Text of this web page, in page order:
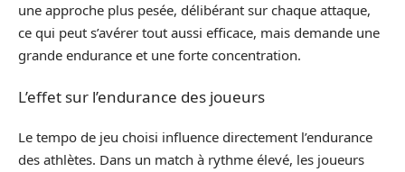
une approche plus pesée, délibérant sur chaque attaque,
ce qui peut s’avérer tout aussi efficace, mais demande une
grande endurance et une forte concentration.
L’effet sur l’endurance des joueurs
Le tempo de jeu choisi influence directement l’endurance
des athlètes. Dans un match à rythme élevé, les joueurs